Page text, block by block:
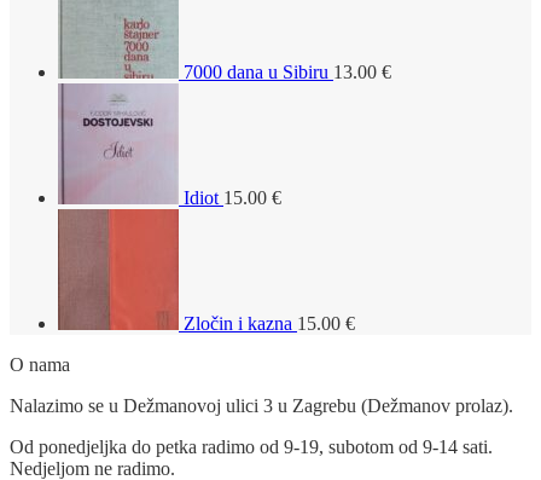
7000 dana u Sibiru 13.00 €
Idiot 15.00 €
Zločin i kazna 15.00 €
O nama
Nalazimo se u Dežmanovoj ulici 3 u Zagrebu (Dežmanov prolaz).
Od ponedjeljka do petka radimo od 9-19, subotom od 9-14 sati.
Nedjeljom ne radimo.